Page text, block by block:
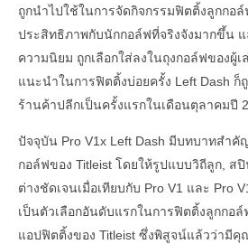
ถูกนำไปใช้ในการจัดกิจกรรมฟิตติ้งลูกกอล์
ประสิทธิภาพกับนักกอล์ฟที่จริงจังมากขึ้น แ
ความนิยม ถูกเลือกใส่ลงในถุงกอล์ฟของผู้
แนะนำในการฟิตติ้งบ่อยครั้ง Left Dash ก็
ร้านค้าปลีกเป็นครั้งแรกในเดือนตุลาคมปี
ปัจจุบัน Pro V1x Left Dash มีบทบาทสำ
กอล์ฟของ Titleist โดยให้รูปแบบวิถีลูก, ส
ต่างชัดเจนเมื่อเทียบกับ Pro V1 และ Pro
เป็นตัวเลือกอันดับแรกในการฟิตติ้งลูกกอ
แอปฟิตติ้งของ Titleist ซึ่งพิสูจน์แล้วว่ามีคุ